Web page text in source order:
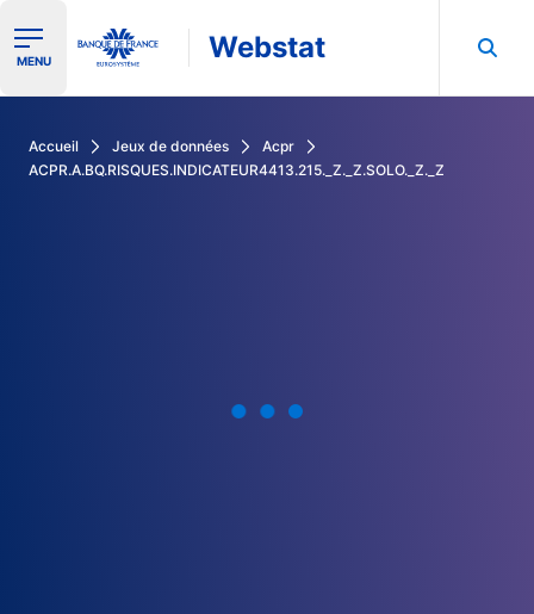
Ouvrir le menu de navigation
MENU Webstat
Accueil Jeux de données
Acpr
ACPR.A.BQ.RISQUES.INDICATEUR4413.215._Z._Z.SOLO._Z._Z